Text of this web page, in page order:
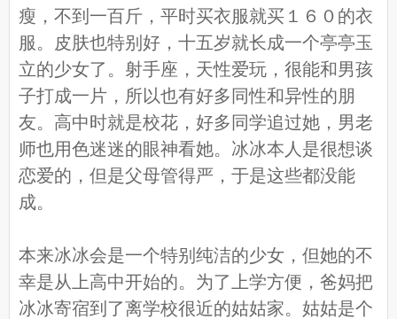
瘦，不到一百斤，平时买衣服就买１６０的衣
服。皮肤也特别好，十五岁就长成一个亭亭玉
立的少女了。射手座，天性爱玩，很能和男孩
子打成一片，所以也有好多同性和异性的朋
友。高中时就是校花，好多同学追过她，男老
师也用色迷迷的眼神看她。冰冰本人是很想谈
恋爱的，但是父母管得严，于是这些都没能
成。
本来冰冰会是一个特别纯洁的少女，但她的不
幸是从上高中开始的。为了上学方便，爸妈把
冰冰寄宿到了离学校很近的姑姑家。姑姑是个